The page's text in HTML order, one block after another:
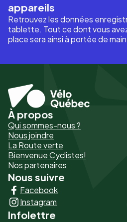
appareils
Retrouvez les données
tablette. Tout ce dont vous
place sera ainsi à portée de
Pied
de
page
-
Liens
principaux
À propos
Qui sommes-nous ?
Nous joindre
La Route verte
Bienvenue Cyclistes!
Nos partenaires
Nous suivre
Facebook
Instagram
Infolettre